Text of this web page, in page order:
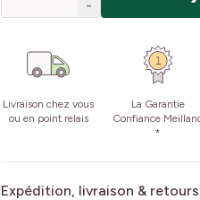
-
Livraison chez vous
ou en point relais
La Garantie
Confiance
*
Expédition, livraison & retours